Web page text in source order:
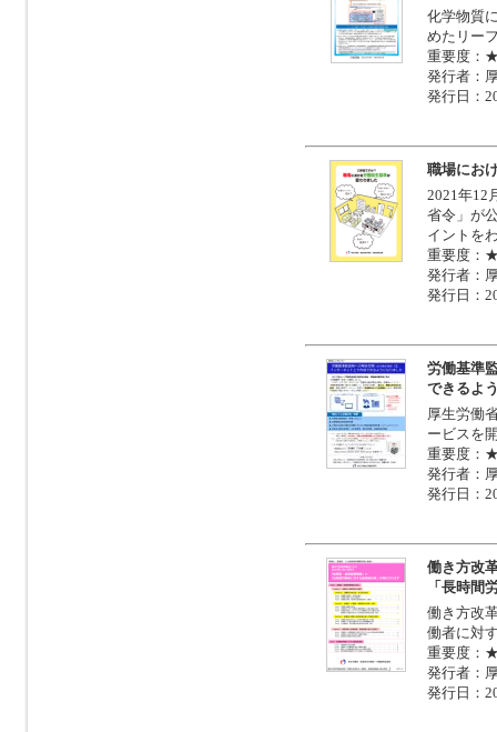
化学物質
めたリー
重要度
発行者：
発行日：
職場にお
2021年12
省令」が
イントを
重要度
発行者：
発行日：
労働基準
できるよ
厚生労働
ービスを
重要度
発行者：
発行日：
働き方改
「長時間
働き方改
働者に対
重要度
発行者：
発行日：